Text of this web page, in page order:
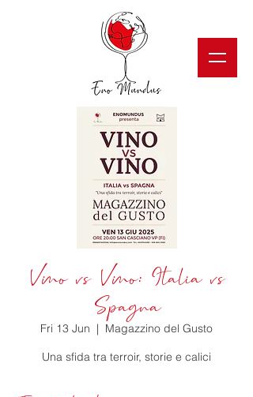
Vino vs Vino: Italia vs
Spagna
Fri 13 Jun
  |
Magazzino del Gusto
Una sfida tra terroir, storie e calici